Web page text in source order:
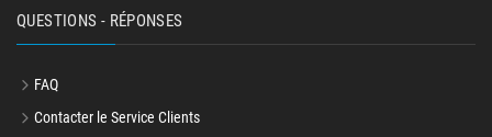
QUESTIONS - RÉPONSES
FAQ
Contacter le Service Clients